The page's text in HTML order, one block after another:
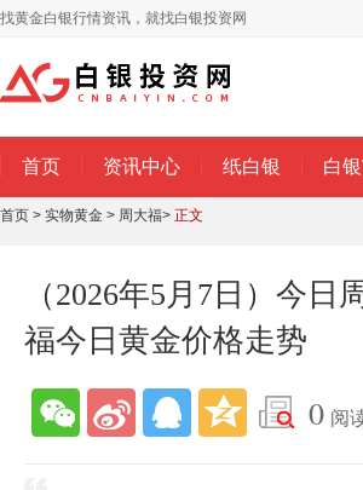
找黄金白银行情资讯，就找白银投资网
首页 资讯中心 纸白银 白
首页 > 实物黄金 > 周大福> 正文
（2026年5月7日）今
福今日黄金价格走势
0 阅